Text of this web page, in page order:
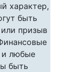
характер,
быть
призыв
и любые
быть